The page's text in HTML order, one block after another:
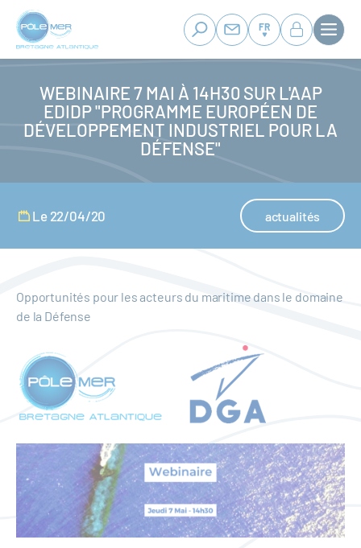
Panneau de gestion des cookies
Aller
contenu
FR
WEBINAIRE 7 MAI À 14H30 SUR L'AAP
EDIDP "PROGRAMME EUROPÉEN DE
DÉVELOPPEMENT INDUSTRIEL POUR LA
DÉFENSE"
Le 22/04/20 actualités
Opportunités pour les acteurs du maritime dans le domaine
de la Défense